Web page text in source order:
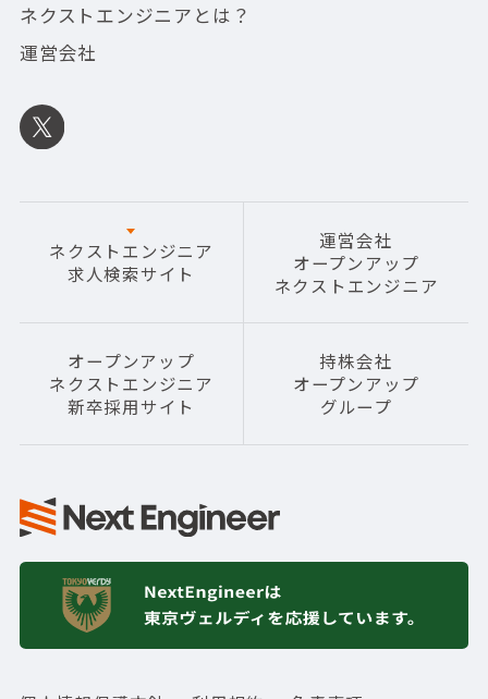
ネクストエンジニアとは？
運営会社
ネクストエンジニア
求人検索サイト
運営会社
オープンアップ
ネクストエンジニア
オープンアップ
ネクストエンジニア
新卒採用サイト
持株会社
オープンアップ
グループ